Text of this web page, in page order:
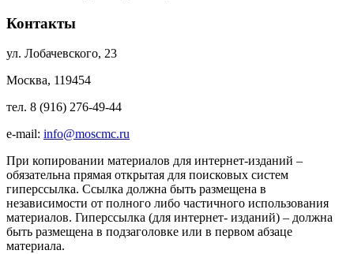
Контакты
ул. Лобачевского, 23
Москва, 119454
тел. 8 (916) 276-49-44
e-mail: info@moscmc.ru
При копировании материалов для интернет-изданий –
обязательна прямая открытая для поисковых систем
гиперссылка. Ссылка должна быть размещена в
независимости от полного либо частичного использования
материалов. Гиперссылка (для интернет- изданий) – должна
быть размещена в подзаголовке или в первом абзаце
материала.